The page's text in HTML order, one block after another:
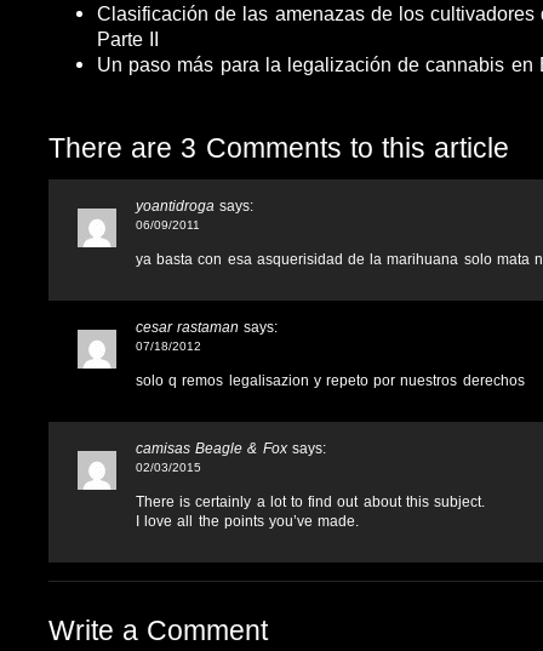
Clasificación de las amenazas de los cultivadores
Parte II
Un paso más para la legalización de cannabis en
There are 3 Comments to this article
yoantidroga says:
06/09/2011
ya basta con esa asquerisidad de la marihuana solo mata
cesar rastaman says:
07/18/2012
solo q remos legalisazion y repeto por nuestros derechos
camisas Beagle & Foxsays:
02/03/2015
There is certainly a lot to find out about this subject.
I love all the points you’ve made.
Write a Comment